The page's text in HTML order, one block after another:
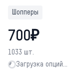
Шопперы
700₽
1033 шт.
Загрузка опций…
Загрузка опций…